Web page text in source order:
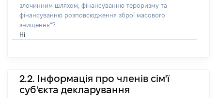
злочинним шляхом, фінансуванню тероризму та
фінансуванню розповсюдження зброї масового
знищення”?
Ні
2.2. Інформація про членів сім'ї
суб'єкта декларування